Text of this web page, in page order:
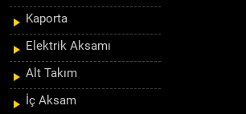
Kaporta
Elektrik Aksamı
Alt Takım
İç Aksam